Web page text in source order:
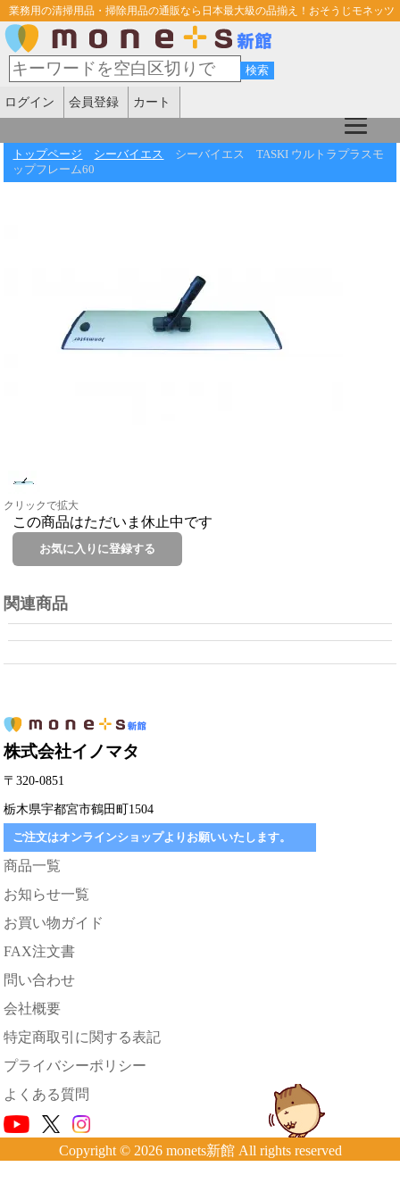
業務用の清掃用品・掃除用品の通販なら日本最大級の品揃え！おそうじモネッツ
ログイン 会員登録 カート
トップページ シーバイエス
シーバイエス TASKI ウルトラプラスモ
ップフレーム60
クリックで拡大
この商品はただいま休止中です
関連商品
株式会社イノマタ
〒320-0851
栃木県宇都宮市鶴田町1504
ご注文はオンラインショップよりお願いいたします。
商品一覧
お知らせ一覧
お買い物ガイド
FAX注文書
問い合わせ
会社概要
特定商取引に関する表記
プライバシーポリシー
よくある質問
Copyright © 2026 monets新館 All rights reserved